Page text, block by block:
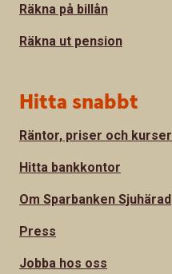
Räkna på billån
Räkna ut pension
Hitta snabbt
Räntor, priser och kurser
Hitta bankkontor
Om Sparbanken Sjuhärad
Press
Jobba hos oss